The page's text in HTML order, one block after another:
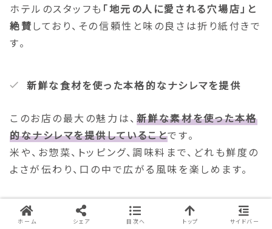
ホテルのスタッフも 「地元の人に愛される穴場店」と
絶賛しており、その信頼性と味の良さは折り紙付きで
す。
新鮮な食材を使った本格的なナシレマを提供
このお店の最大の魅力は、 新鮮な素材を使った本格
的なナシレマを提供していることです。
米や、お惣菜、トッピング、調味料まで、どれも鮮度の
よさが伝わり、口の中で広がる風味を楽しめます。
心温まる家庭的な雰囲気
ホーム シェア 目次へ トップ サイドバー